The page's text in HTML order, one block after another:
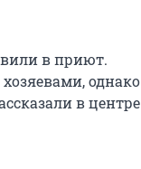
в приют.
однако
в центре